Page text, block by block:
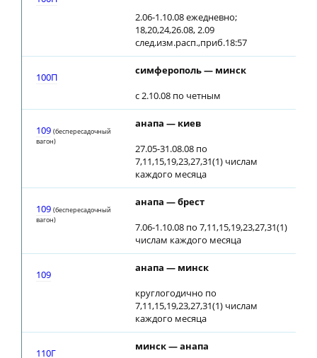
2.06-1.10.08 ежедневно;
18,20,24,26.08, 2.09
след.изм.расп.,приб.18:57
100П
симферополь — минск
с 2.10.08 по четным
109 (беспересадочный
вагон)
анапа — киев
27.05-31.08.08 по
7,11,15,19,23,27,31(1) числам
каждого месяца
109 (беспересадочный
вагон)
анапа — брест
7.06-1.10.08 по 7,11,15,19,23,27,31(1)
числам каждого месяца
109
анапа — минск
круглогодично по
7,11,15,19,23,27,31(1) числам
каждого месяца
110Г
минск — анапа